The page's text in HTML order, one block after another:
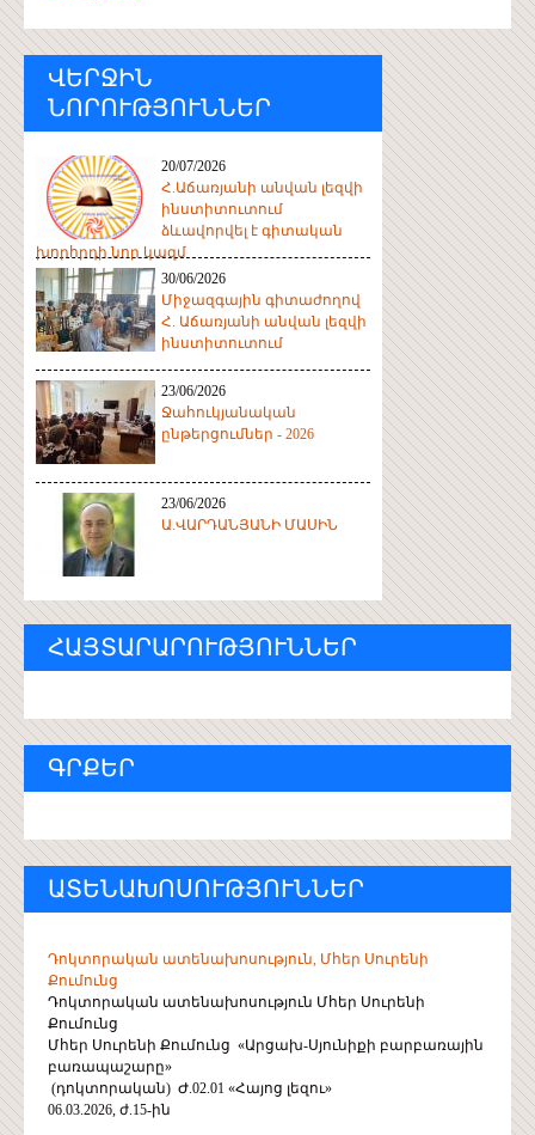
ՎԵՐՋԻՆ
ՆՈՐՈՒԹՅՈՒՆՆԵՐ
20/07/2026
Հ.Աճառյանի անվան լեզվի
ինստիտուտում
ձևավորվել է գիտական
խորհրդի նոր կազմ
30/06/2026
Միջազգային գիտաժողով
Հ. Աճառյանի անվան լեզվի
ինստիտուտում
23/06/2026
Ջահուկյանական
ընթերցումներ - 2026
23/06/2026
Ա.ՎԱՐԴԱՆՅԱՆԻ ՄԱՍԻՆ
ՀԱՅՏԱՐԱՐՈՒԹՅՈՒՆՆԵՐ
ԳՐՔԵՐ
ԱՏԵՆԱԽՈՍՈՒԹՅՈՒՆՆԵՐ
Դոկտորական ատենախոսություն, Մհեր Սուրենի
Քումունց
Դոկտորական ատենախոսություն Մհեր Սուրենի
Քումունց
Մհեր Սուրենի Քումունց «Արցախ-Սյունիքի բարբառային
բառապաշարը»
(դոկտորական) Ժ.02.01 «Հայոց լեզու»
06.03.2026, ժ.15-ին